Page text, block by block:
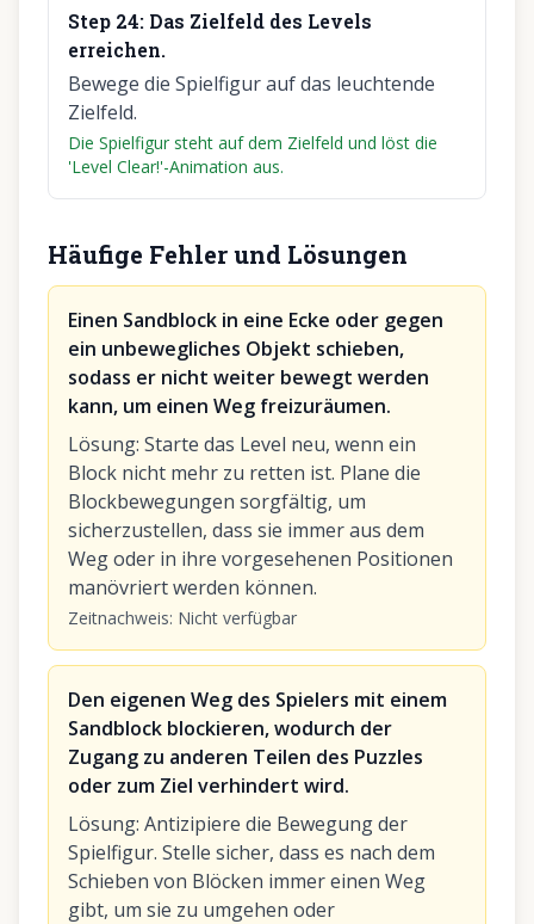
Step 24: Das Zielfeld des Levels
erreichen.
Bewege die Spielfigur auf das leuchtende
Zielfeld.
Die Spielfigur steht auf dem Zielfeld und löst die
'Level Clear!'-Animation aus.
Häufige Fehler und Lösungen
Einen Sandblock in eine Ecke oder gegen
ein unbewegliches Objekt schieben,
sodass er nicht weiter bewegt werden
kann, um einen Weg freizuräumen.
Lösung: Starte das Level neu, wenn ein
Block nicht mehr zu retten ist. Plane die
Blockbewegungen sorgfältig, um
sicherzustellen, dass sie immer aus dem
Weg oder in ihre vorgesehenen Positionen
manövriert werden können.
Zeitnachweis: Nicht verfügbar
Den eigenen Weg des Spielers mit einem
Sandblock blockieren, wodurch der
Zugang zu anderen Teilen des Puzzles
oder zum Ziel verhindert wird.
Lösung: Antizipiere die Bewegung der
Spielfigur. Stelle sicher, dass es nach dem
Schieben von Blöcken immer einen Weg
gibt, um sie zu umgehen oder